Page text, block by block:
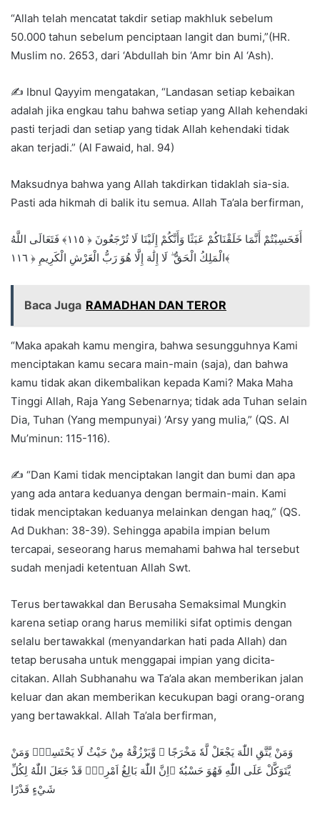
“Allah telah mencatat takdir setiap makhluk sebelum
50.000 tahun sebelum penciptaan langit dan bumi,”(HR.
Muslim no. 2653, dari ‘Abdullah bin ‘Amr bin Al ‘Ash).
✍ Ibnul Qayyim mengatakan, “Landasan setiap kebaikan
adalah jika engkau tahu bahwa setiap yang Allah kehendaki
pasti terjadi dan setiap yang tidak Allah kehendaki tidak
akan terjadi.” (Al Fawaid, hal. 94)
Maksudnya bahwa yang Allah takdirkan tidaklah sia-sia.
Pasti ada hikmah di balik itu semua. Allah Ta’ala berfirman,
أَفَحَسِبْتُمْ أَنَّمَا خَلَقْنَاكُمْ عَبَثًا وَأَنَّكُمْ إِلَيْنَا لَا تُرْجَعُونَ ﴿ ١١٥﴾ فَتَعَالَى اللَّهُ
الْمَلِكُ الْحَقُّ ۖ لَا إِلَٰهَ إِلَّا هُوَ رَبُّ الْعَرْشِ الْكَرِيمِ ﴿ ١١٦﴾
Baca Juga RAMADHAN DAN TEROR
“Maka apakah kamu mengira, bahwa sesungguhnya Kami
menciptakan kamu secara main-main (saja), dan bahwa
kamu tidak akan dikembalikan kepada Kami? Maka Maha
Tinggi Allah, Raja Yang Sebenarnya; tidak ada Tuhan selain
Dia, Tuhan (Yang mempunyai) ‘Arsy yang mulia,” (QS. Al
Mu’minun: 115-116).
✍ “Dan Kami tidak menciptakan langit dan bumi dan apa
yang ada antara keduanya dengan bermain-main. Kami
tidak menciptakan keduanya melainkan dengan haq,” (QS.
Ad Dukhan: 38-39). Sehingga apabila impian belum
tercapai, seseorang harus memahami bahwa hal tersebut
sudah menjadi ketentuan Allah Swt.
Terus bertawakkal dan Berusaha Semaksimal Mungkin
karena setiap orang harus memiliki sifat optimis dengan
selalu bertawakkal (menyandarkan hati pada Allah) dan
tetap berusaha untuk menggapai impian yang dicita-
citakan. Allah Subhanahu wa Ta’ala akan memberikan jalan
keluar dan akan memberikan kecukupan bagi orang-orang
yang bertawakkal. Allah Ta’ala berfirman,
وَمَنْ يَّتَّقِ اللّٰهَ يَجْعَلْ لَّهٗ مَخْرَجًا ۙ وَّيَرْزُقْهُ مِنْ حَيْثُ لَا يَحْتَسِبُۗ وَمَنْ
يَّتَوَكَّلْ عَلَى اللّٰهِ فَهُوَ حَسْبُهٗ ۗاِنَّ اللّٰهَ بَالِغُ اَمْرِهٖۗ قَدْ جَعَلَ اللّٰهُ لِكُلِّ
شَيْءٍ قَدْرًا